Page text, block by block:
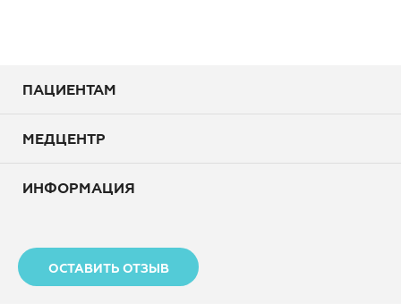
ПАЦИЕНТАМ
МЕДЦЕНТР
ИНФОРМАЦИЯ
ОСТАВИТЬ ОТЗЫВ